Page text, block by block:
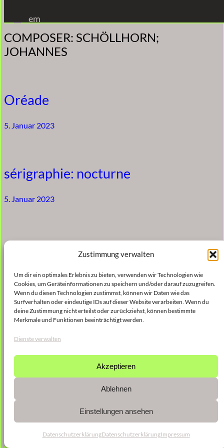
Zustimmung verwalten
Um dir ein optimales Erlebnis zu bieten, verwenden wir Technologien wie
Cookies, um Geräteinformationen zu speichern und/oder darauf zuzugreifen.
Wenn du diesen Technologien zustimmst, können wir Daten wie das
Surfverhalten oder eindeutige IDs auf dieser Website verarbeiten. Wenn du
deine Zustimmung nicht erteilst oder zurückziehst, können bestimmte
Merkmale und Funktionen beeinträchtigt werden.
Dienste verwalten
Akzeptieren
Ablehnen
Einstellungen ansehen
DatenschutzerklärungDatenschutzerklärungImpressum
Inhalt
springen
em
COMPOSER: SCHÖLLHORN;
JOHANNES
Oréade
5. Januar 2023
sérigraphie: nocturne
5. Januar 2023